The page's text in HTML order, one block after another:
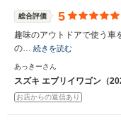
総合評価 5
趣味のアウトドアで使う車
の… 続きを読む
あっきーさん
スズキ エブリイワゴン（
お店からの返信あり